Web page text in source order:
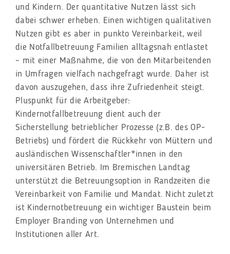
und Kindern. Der quantitative Nutzen lässt sich
dabei schwer erheben. Einen wichtigen qualitativen
Nutzen gibt es aber in punkto Vereinbarkeit, weil
die Notfallbetreuung Familien alltagsnah entlastet
– mit einer Maßnahme, die von den Mitarbeitenden
in Umfragen vielfach nachgefragt wurde. Daher ist
davon auszugehen, dass ihre Zufriedenheit steigt.
Pluspunkt für die Arbeitgeber:
Kindernotfallbetreuung dient auch der
Sicherstellung betrieblicher Prozesse (z.B. des OP-
Betriebs) und fördert die Rückkehr von Müttern und
ausländischen Wissenschaftler*innen in den
universitären Betrieb. Im Bremischen Landtag
unterstützt die Betreuungsoption in Randzeiten die
Vereinbarkeit von Familie und Mandat. Nicht zuletzt
ist Kindernotbetreuung ein wichtiger Baustein beim
Employer Branding von Unternehmen und
Institutionen aller Art.